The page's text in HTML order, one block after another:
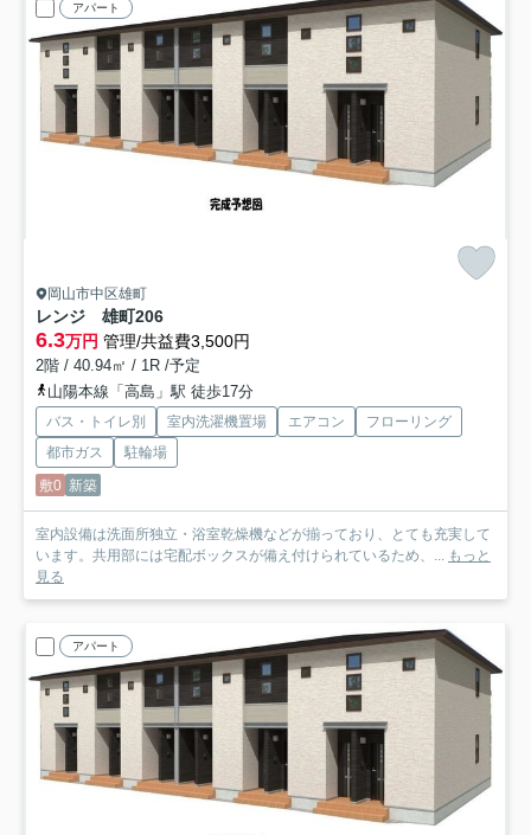
アパート
岡山市中区雄町
レンジ 雄町206
6.3万円 管理/共益費3,500円
2階 / 40.94㎡ / 1R /予定
山陽本線「高島」駅 徒歩17分
バス・トイレ別 室内洗濯機置場 エアコン
フローリング
都市ガス
駐輪場
敷0 新築
室内設備は洗面所独立・浴室乾燥機などが揃っており、とても充実して
います。共用部には宅配ボックスが備え付けられているため、... もっと
見る
アパート